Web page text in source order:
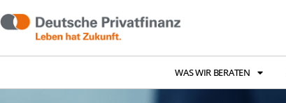
WAS WIR BERATEN